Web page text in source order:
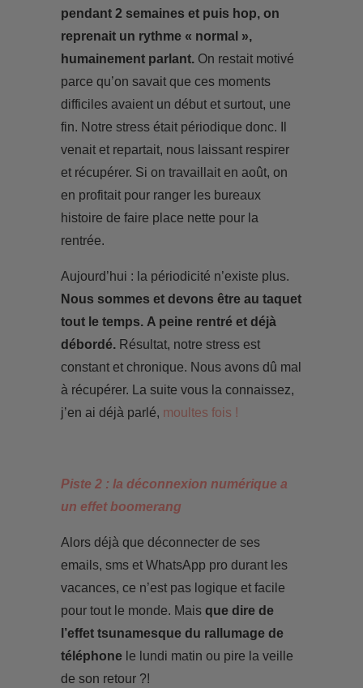
pendant 2 semaines et puis hop, on
reprenait un rythme « normal »,
humainement parlant.On restait motivé
parce qu’on savait que ces moments
difficiles avaient un début et surtout, une
fin. Notre stress était périodique donc. Il
venait et repartait, nous laissant respirer
et récupérer. Si on travaillait en août, on
en profitait pour ranger les bureaux
histoire de faire place nette pour la
rentrée.
Aujourd’hui : la périodicité n’existe plus.
Nous sommes et devons être au taquet
tout le temps. A peine rentré et déjà
débordé.Résultat, notre stress est
constant et chronique. Nous avons dû mal
à récupérer. La suite vous la connaissez,
j’en ai déjà parlé, moultes fois !
Piste 2 : la déconnexion numérique a
un effet boomerang
Alors déjà que déconnecter de ses
emails, sms et WhatsApp pro durant les
vacances, ce n’est pas logique et facile
pour tout le monde. Mais que dire de
l’effet tsunamesque du rallumage de
téléphonele lundi matin ou pire la veille
de son retour ?!